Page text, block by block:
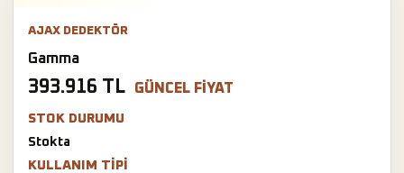
AJAX DEDEKTÖR
Gamma
393.916 TL GÜNCEL FIYAT
STOK DURUMU
Stokta
KULLANIM TIPI